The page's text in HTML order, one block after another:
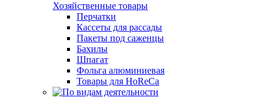
Хозяйственные товары
Перчатки
Кассеты для рассады
Пакеты под саженцы
Бахилы
Шпагат
Фольга алюминиевая
Товары для HoReCa